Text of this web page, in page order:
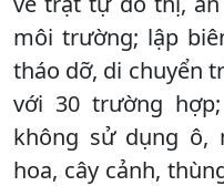
môi trường; lập
tháo dỡ, di chuyển
với 30 trường
không sử dụng ô,
hoa, cây cảnh,